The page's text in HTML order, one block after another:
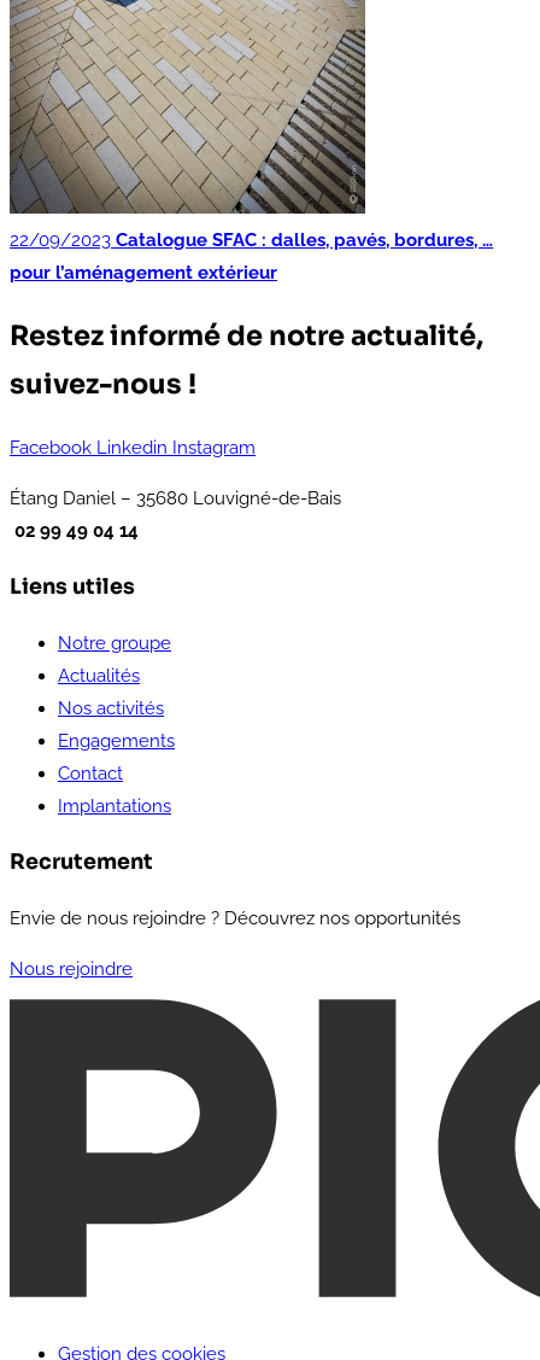
22/09/2023 Catalogue SFAC : dalles, pavés, bordures, …
pour l’aménagement extérieur
Restez informé de notre actualité,
suivez-nous !
Facebook Linkedin Instagram
Étang Daniel – 35680 Louvigné-de-Bais
02 99 49 04 14
Liens utiles
Notre groupe
Actualités
Nos activités
Engagements
Contact
Implantations
Recrutement
Envie de nous rejoindre ? Découvrez nos opportunités
Nous rejoindre
Gestion des cookies